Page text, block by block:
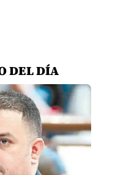
DEL DÍA